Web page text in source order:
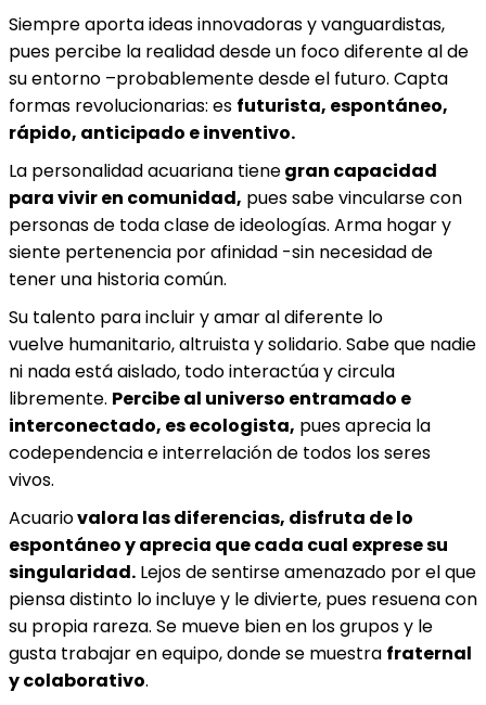
Siempre aporta ideas innovadoras y vanguardistas,
pues percibe la realidad desde un foco diferente al de
su entorno –probablemente desde el futuro. Capta
formas revolucionarias: es futurista, espontáneo,
rápido, anticipado e inventivo.
La personalidad acuariana tienegran capacidad
para vivir en comunidad, pues sabe vincularse con
personas de toda clase de ideologías. Arma hogar y
siente pertenencia por afinidad -sin necesidad de
tener una historia común.
Su talento para incluir y amar al diferente lo
vuelve humanitario, altruista y solidario. Sabe que nadie
ni nada está aislado, todo interactúa y circula
libremente. Percibe al universo entramado e
interconectado, es ecologista, pues aprecia la
codependencia e interrelación de todos los seres
vivos.
Acuariovalora las diferencias, disfruta de lo
espontáneo y aprecia que cada cual exprese su
singularidad. Lejos de sentirse amenazado por el que
piensa distinto lo incluye y le divierte, pues resuena con
su propia rareza. Se mueve bien en los grupos y le
gusta trabajar en equipo, donde se muestra fraternal
y colaborativo.